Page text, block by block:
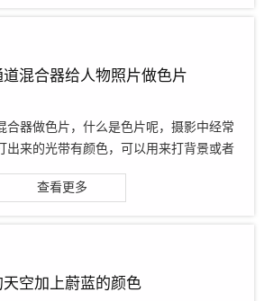
混合器给人物照片做色片
合器做色片，什么是色片呢，摄影中经常
出来的光带有颜色，可以用来打背景或者
，用色片打轮廓用的不是很多，也属于灯
PS来进行操···
查看更多
空加上蔚蓝的颜色